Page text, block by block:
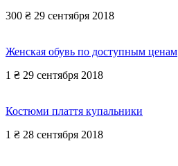
300 ₴ 29 сентября 2018
Женская обувь по доступным ценам
1 ₴ 29 сентября 2018
Костюми плаття купальники
1 ₴ 28 сентября 2018